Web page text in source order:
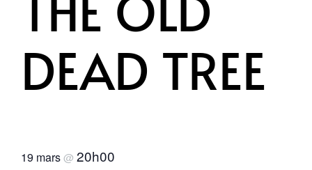
DEAD TREE
19 mars@ 20h00